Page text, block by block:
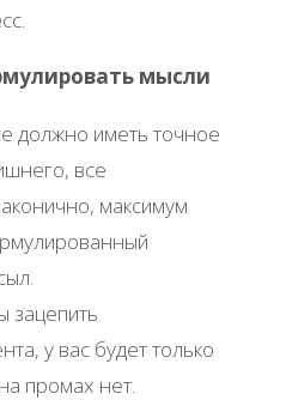
мысли
должно иметь точное
все
максимум
зацепить
у вас будет только
промах нет.